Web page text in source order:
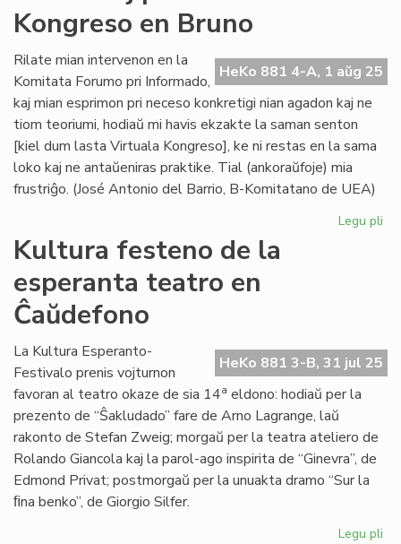
Kongreso en Bruno
HeKo 881 4-A, 1 aŭg 25
Rilate mian intervenon en la
Komitata Forumo pri Informado,
kaj mian esprimon pri neceso konkretigi nian agadon kaj ne
tiom teoriumi, hodiaŭ mi havis ekzakte la saman senton
[kiel dum lasta Virtuala Kongreso], ke ni restas en la sama
loko kaj ne antaŭeniras praktike. Tial (ankoraŭfoje) mia
frustriĝo. (José Antonio del Barrio, B-Komitatano de UEA)
Legu pli
Kultura festeno de la
esperanta teatro en
Ĉaŭdefono
HeKo 881 3-B, 31 jul 25
La Kultura Esperanto-
Festivalo prenis vojturnon
favoran al teatro okaze de sia 14a eldono: hodiaŭ per la
prezento de “Ŝakludado” fare de Arno Lagrange, laŭ
rakonto de Stefan Zweig; morgaŭ per la teatra ateliero de
Rolando Giancola kaj la parol-ago inspirita de “Ginevra”, de
Edmond Privat; postmorgaŭ per la unuakta dramo “Sur la
ﬁna benko”, de Giorgio Silfer.
Legu pli